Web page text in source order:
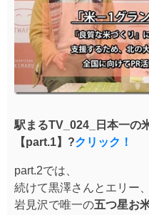
駅まるTV_024_日本一の
【part.1】?クリック！
part.2では、
続けて黒澤さんとエリー
岩見沢で唯一の五つ星お